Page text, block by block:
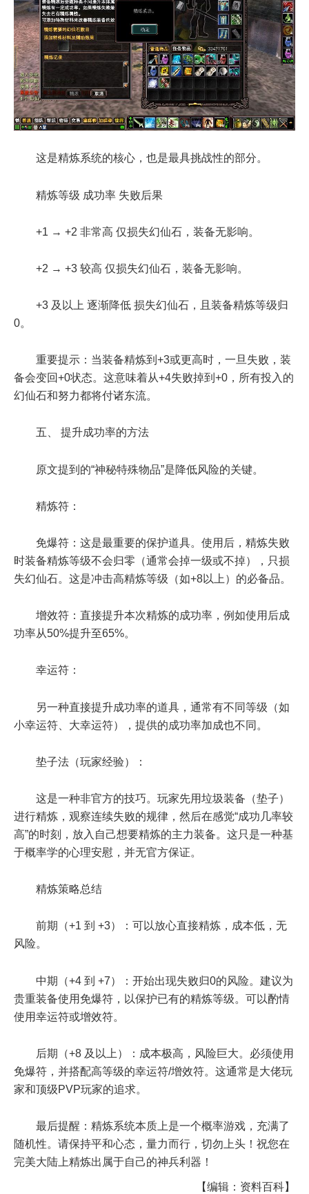
这是精炼系统的核心，也是最具挑战性的部分。
精炼等级 成功率 失败后果
+1 → +2 非常高 仅损失幻仙石，装备无影响。
+2 → +3 较高 仅损失幻仙石，装备无影响。
+3 及以上 逐渐降低 损失幻仙石，且装备精炼等级归
0。
重要提示：当装备精炼到+3或更高时，一旦失败，装
备会变回+0状态。这意味着从+4失败掉到+0，所有投入的
幻仙石和努力都将付诸东流。
五、 提升成功率的方法
原文提到的“神秘特殊物品”是降低风险的关键。
精炼符：
免爆符：这是最重要的保护道具。使用后，精炼失败
时装备精炼等级不会归零（通常会掉一级或不掉），只损
失幻仙石。这是冲击高精炼等级（如+8以上）的必备品。
增效符：直接提升本次精炼的成功率，例如使用后成
功率从50%提升至65%。
幸运符：
另一种直接提升成功率的道具，通常有不同等级（如
小幸运符、大幸运符），提供的成功率加成也不同。
垫子法（玩家经验）：
这是一种非官方的技巧。玩家先用垃圾装备（垫子）
进行精炼，观察连续失败的规律，然后在感觉“成功几率较
高”的时刻，放入自己想要精炼的主力装备。这只是一种基
于概率学的心理安慰，并无官方保证。
精炼策略总结
前期（+1 到 +3）：可以放心直接精炼，成本低，无
风险。
中期（+4 到 +7）：开始出现失败归0的风险。建议为
贵重装备使用免爆符，以保护已有的精炼等级。可以酌情
使用幸运符或增效符。
后期（+8 及以上）：成本极高，风险巨大。必须使用
免爆符，并搭配高等级的幸运符/增效符。这通常是大佬玩
家和顶级PVP玩家的追求。
最后提醒：精炼系统本质上是一个概率游戏，充满了
随机性。请保持平和心态，量力而行，切勿上头！祝您在
完美大陆上精炼出属于自己的神兵利器！
【编辑：资料百科】